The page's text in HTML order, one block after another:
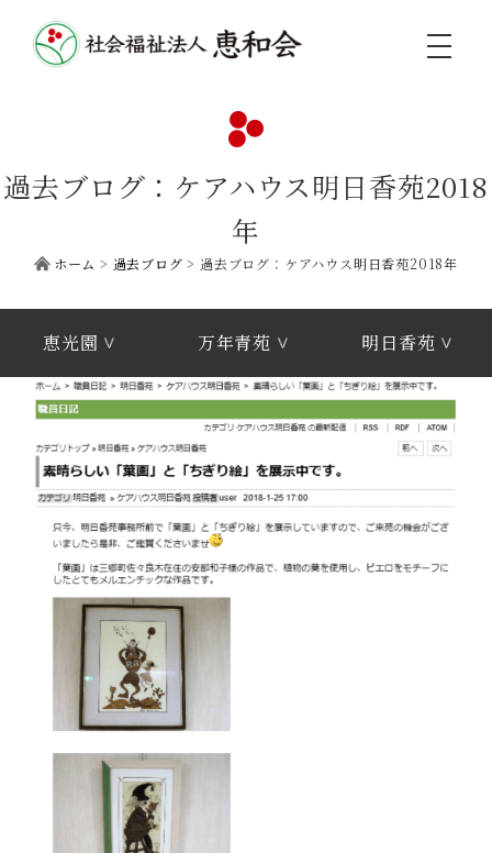
toggle
過去ブログ：ケアハウス明日香苑2018
年
ホーム > 過去ブログ >過去ブログ：ケアハウス明日香苑2018年
恵光園 万年青苑 明日香苑